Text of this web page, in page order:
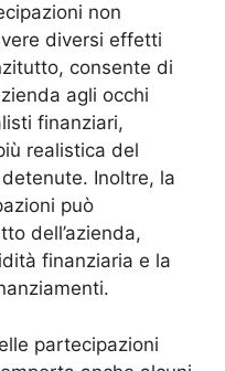
non
diversi effetti
consente di
agli occhi
finanziari,
realistica del
Inoltre, la
può
dell’azienda,
finanziaria e la
partecipazioni